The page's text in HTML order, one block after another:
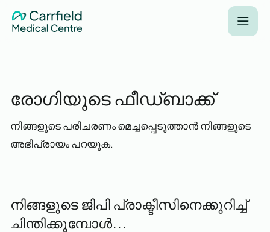
രോഗിയുടെ ഫീഡ്ബാക്ക്
നിങ്ങളുടെ പരിചരണം മെച്ചപ്പെടുത്താൻ നിങ്ങളുടെ
അഭിപ്രായം പറയുക.
നിങ്ങളുടെ ജിപി പ്രാക്ടീസിനെക്കുറിച്ച്
ചിന്തിക്കുമ്പോൾ...